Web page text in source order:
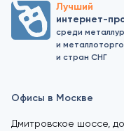
Лучший
интернет-
среди
и
и стран СНГ
Офисы в Москве
Дмитровское шоссе,